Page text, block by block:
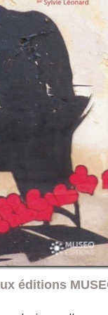
éditions